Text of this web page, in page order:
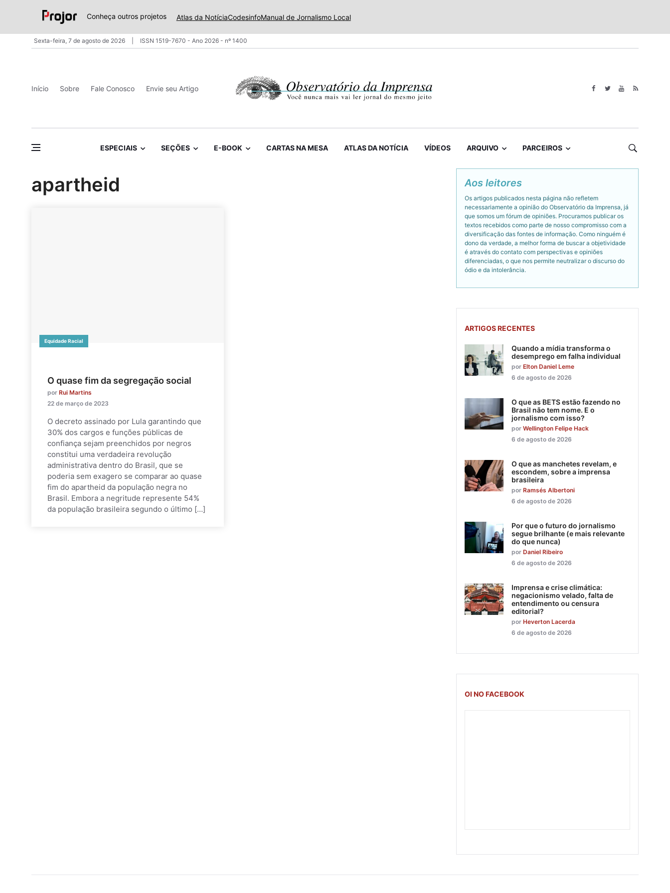
Conheça outros projetos Atlas da NotíciaCodesinfoManual de Jornalismo Local
Sexta-feira, 7 de agosto de 2026 ISSN 1519-7670 - Ano 2026 - nº 1400
Início Sobre Fale Conosco Envie seu Artigo
ESPECIAIS SEÇÕES E-BOOK CARTAS NA MESA ATLAS DA NOTÍCIA VÍDEOS ARQUIVO PARCEIROS
apartheid
Equidade Racial
O quase fim da segregação social
por Rui Martins
22 de março de 2023
O decreto assinado por Lula garantindo que
30% dos cargos e funções públicas de
confiança sejam preenchidos por negros
constitui uma verdadeira revolução
administrativa dentro do Brasil, que se
poderia sem exagero se comparar ao quase
fim do apartheid da população negra no
Brasil. Embora a negritude represente 54%
da população brasileira segundo o último […]
Aos leitores
Os artigos publicados nesta página não refletem
necessariamente a opinião do Observatório da Imprensa, já
que somos um fórum de opiniões. Procuramos publicar os
textos recebidos como parte de nosso compromisso com a
diversificação das fontes de informação. Como ninguém é
dono da verdade, a melhor forma de buscar a objetividade
é através do contato com perspectivas e opiniões
diferenciadas, o que nos permite neutralizar o discurso do
ódio e da intolerância.
ARTIGOS RECENTES
Quando a mídia transforma o
desemprego em falha individual
por Elton Daniel Leme
6 de agosto de 2026
O que as BETS estão fazendo no
Brasil não tem nome. E o
jornalismo com isso?
por Wellington Felipe Hack
6 de agosto de 2026
O que as manchetes revelam, e
escondem, sobre a imprensa
brasileira
por Ramsés Albertoni
6 de agosto de 2026
Por que o futuro do jornalismo
segue brilhante (e mais relevante
do que nunca)
por Daniel Ribeiro
6 de agosto de 2026
Imprensa e crise climática:
negacionismo velado, falta de
entendimento ou censura
editorial?
por Heverton Lacerda
6 de agosto de 2026
OI NO FACEBOOK